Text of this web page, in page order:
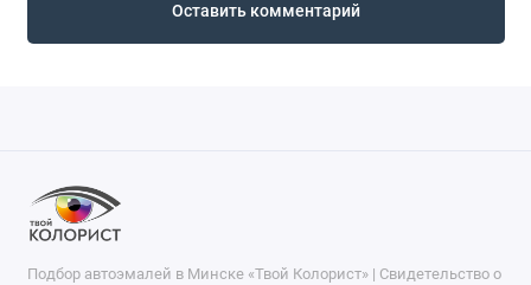
Оставить комментарий
Подбор автоэмалей в Минске «Твой Колорист» | Свидетельство о